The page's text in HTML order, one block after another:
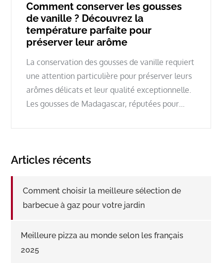
Comment conserver les gousses
de vanille ? Découvrez la
température parfaite pour
préserver leur arôme
La conservation des gousses de vanille requiert
une attention particulière pour préserver leurs
arômes délicats et leur qualité exceptionnelle.
Les gousses de Madagascar, réputées pour…
Articles récents
Comment choisir la meilleure sélection de
barbecue à gaz pour votre jardin
Meilleure pizza au monde selon les français
2025